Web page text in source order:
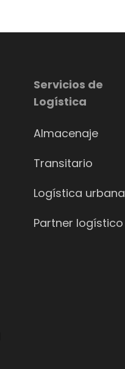
Servicios de
Logística
Almacenaje
Transitario
Logística urbana
Partner logístico